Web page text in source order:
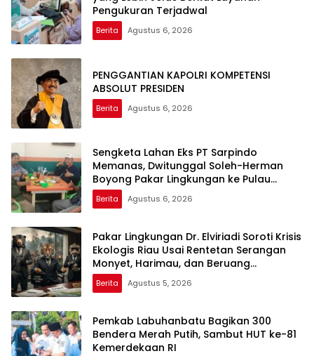
Pengukuran Terjadwal
Berita Agustus 6, 2026
PENGGANTIAN KAPOLRI KOMPETENSI
ABSOLUT PRESIDEN
Berita Agustus 6, 2026
Sengketa Lahan Eks PT Sarpindo
Memanas, Dwitunggal Soleh-Herman
Boyong Pakar Lingkungan ke Pulau
Rupat
Berita Agustus 6, 2026
Pakar Lingkungan Dr. Elviriadi Soroti Krisis
Ekologis Riau Usai Rentetan Serangan
Monyet, Harimau, dan Beruang
Terhadap Warga
Berita Agustus 5, 2026
Pemkab Labuhanbatu Bagikan 300
Bendera Merah Putih, Sambut HUT ke-81
Kemerdekaan RI